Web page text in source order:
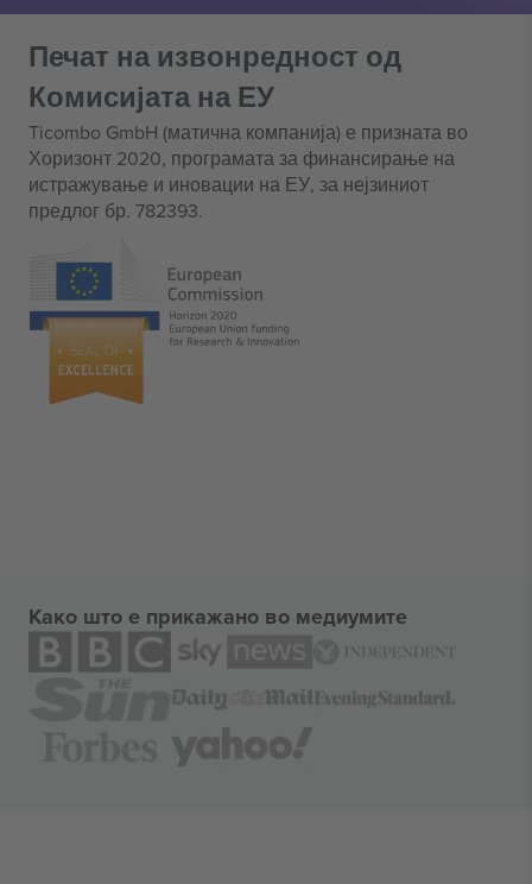
Печат на извонредност од
Комисијата на ЕУ
Ticombo GmbH (матична компанија) е призната во
Хоризонт 2020, програмата за финансирање на
истражување и иновации на ЕУ, за нејзиниот
предлог бр. 782393.
Како што е прикажано во медиумите